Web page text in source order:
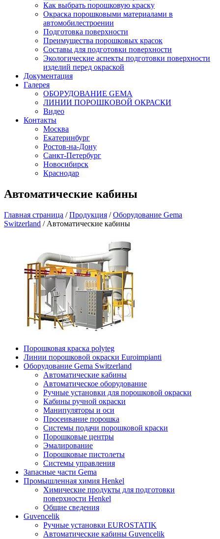
Как выбрать порошковую краску
Окраска порошковыми материалами в
автомобилестроении
Подготовка поверхности
Преимущества порошковых красок
Составы для подготовки поверхности
Экологические аспекты подготовки поверхности
изделий перед окраской
Документация
Галерея
ОБОРУДОВАНИЕ GEMA
ЛИНИИ ПОРОШКОВОЙ ОКРАСКИ
Видео
Контакты
Москва
Екатеринбург
Ростов-на-Дону
Санкт-Петербург
Новосибирск
Краснодар
Автоматические кабины
Главная страница /Продукция /Оборудование Gema
Switzerland / Автоматические кабины
Порошковая краска polyteg
Линии порошковой окраски Euroimpianti
Оборудование Gema Switzerland
Автоматические кабины
Автоматическое оборудование
Ручные установки для порошковой окраски
Кабины ручной окраски
Манипуляторы и оси
Просеивание порошка
Системы подачи порошковой краски
Порошковые центры
Эмалирование
Порошковые пистолеты
Системы управления
Запасные части Gema
Промышленная химия Henkel
Химические продукты для подготовки
поверхности Henkel
Общие сведения
Guvencelik
Ручные установки EUROSTATIK
Автоматические кабины Guvencelik